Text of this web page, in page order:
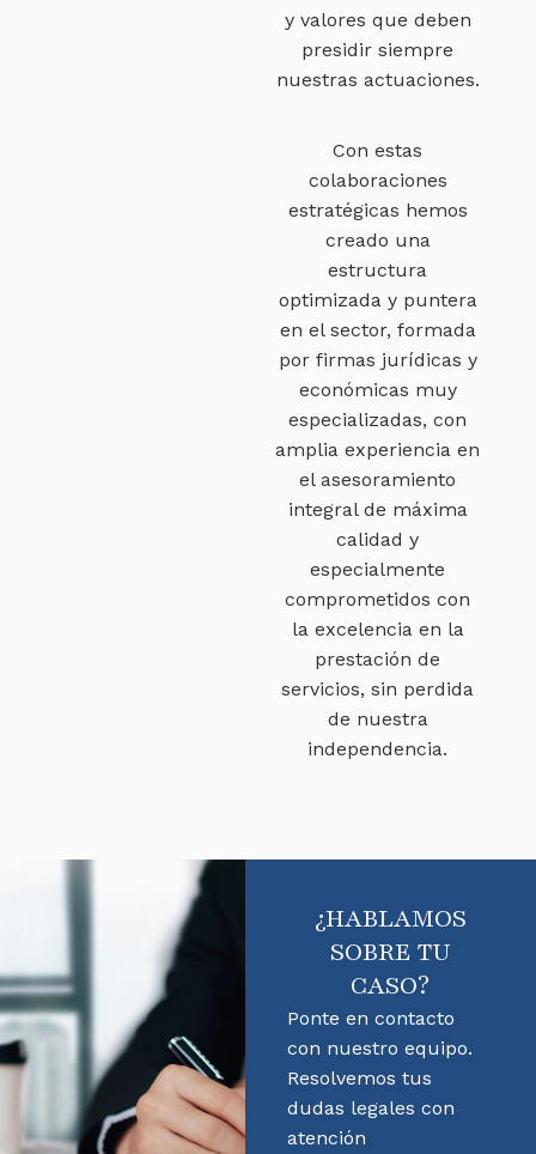
y valores que deben
presidir siempre
nuestras actuaciones.
Con estas
colaboraciones
estratégicas hemos
creado una
estructura
optimizada y puntera
en el sector, formada
por firmas jurídicas y
económicas muy
especializadas, con
amplia experiencia en
el asesoramiento
integral de máxima
calidad y
especialmente
comprometidos con
la excelencia en la
prestación de
servicios, sin perdida
de nuestra
independencia.
¿HABLAMOS
SOBRE TU
CASO?
Ponte en contacto
con nuestro equipo.
Resolvemos tus
dudas legales con
atención